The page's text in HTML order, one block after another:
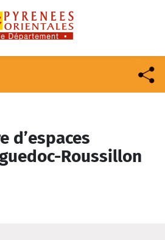
d’espaces
Roussillon